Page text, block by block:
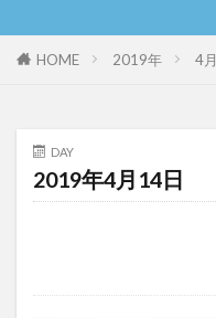
HOME 2019年 4月
DAY
2019年4月14日